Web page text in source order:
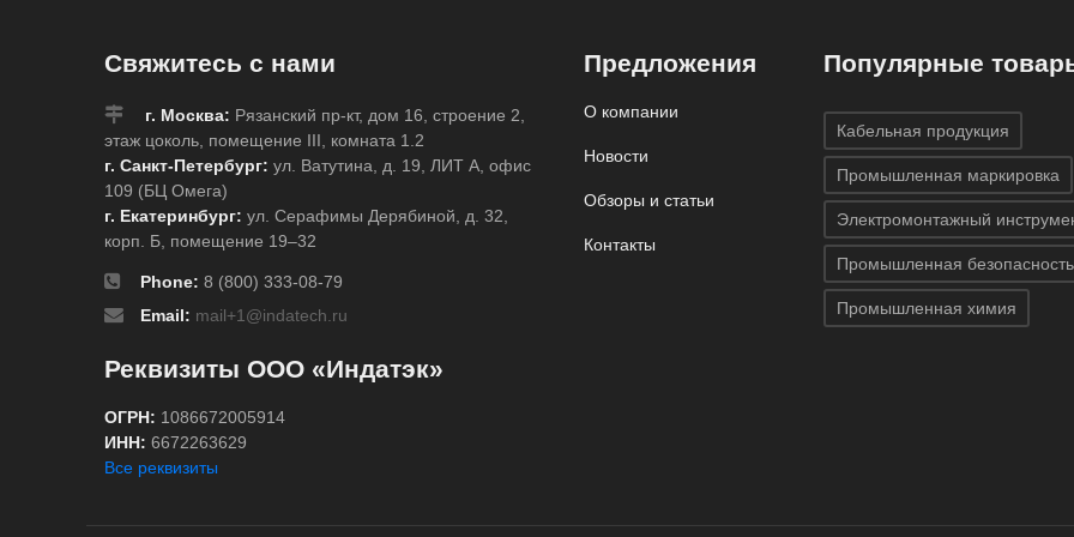
Свяжитесь с нами
г. Москва: Рязанский пр-кт, дом 16, строение 2,
этаж цоколь, помещение III, комната 1.2
г. Санкт-Петербург: ул. Ватутина, д. 19, ЛИТ А, офис
109 (БЦ Омега)
г. Екатеринбург: ул. Серафимы Дерябиной, д. 32,
корп. Б, помещение 19–32
Phone: 8 (800) 333-08-79
Email: mail+1@indatech.ru
Реквизиты ООО «Индатэк»
ОГРН: 1086672005914
ИНН: 6672263629
Все реквизиты
Предложения
О компании
Новости
Обзоры и статьи
Контакты
Популярные
Кабельная продукция
Промышленная маркировка
Электромонтажный
Промышленная безопасность
Промышленная химия